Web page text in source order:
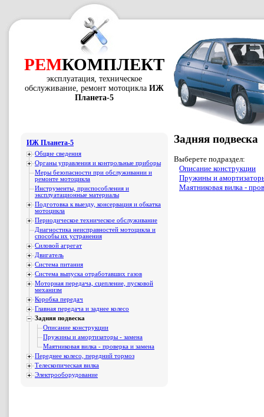
РЕМКОМПЛЕКТ
эксплуатация, техническое
обслуживание, ремонт мотоцикла ИЖ
Планета-5
ИЖ Планета-5
Общие сведения
Органы управления и контрольные приборы
Меры безопасности при обслуживании и
ремонте мотоцикла
Инструменты, приспособления и
эксплуатационные материалы
Подготовка к выезду, консервация и обкатка
мотоцикла
Периодическое техническое обслуживание
Диагностика неисправностей мотоцикла и
способы их устранения
Силовой агрегат
Двигатель
Система питания
Система выпуска отработавших газов
Моторная передача, сцепление, пусковой
механизм
Коробка передач
Главная передача и заднее колесо
Задняя подвеска
Описание конструкции
Пружины и амортизаторы - замена
Маятниковая вилка - проверка и замена
Переднее колесо, передний тормоз
Телескопическая вилка
Электрооборудование
Задняя подвеска
Выберете подраздел:
Описание конструкции
Пружины и
Маятниковая вилка -